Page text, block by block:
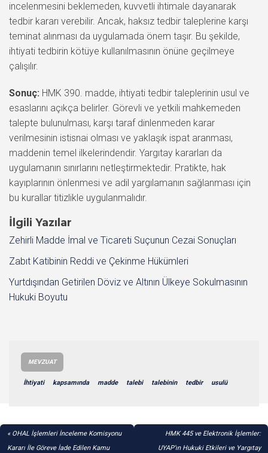
incelenmesini beklemeden, kuvvetli ihtimale dayanarak
tedbir kararı verebilir. Ancak, haksız tedbir taleplerine karşı
teminat alınması da uygulamada önem taşır. Bu şekilde,
ihtiyati tedbirin kötüye kullanılmasının önüne geçilmeye
çalışılır.
Sonuç: HMK 390. madde, ihtiyati tedbir taleplerinin usul ve
esaslarını açıkça belirler. Görevli ve yetkili mahkemeden
talepte bulunulması, karşı taraf dinlenmeden karar
verilmesinin istisnai olması ve yaklaşık ispat aranması,
maddenin temel ilkelerindendir. Yargıtay kararları da
uygulamanın sınırlarını netleştirmektedir. Pratikte, hak
kayıplarının önlenmesi ve adil yargılamanın sağlanması için
bu kurallar titizlikle uygulanmalıdır.
İlgili Yazılar
Zehirli Madde İmal ve Ticareti Suçunun Cezai Sonuçları
Zabıt Katibinin Reddi ve Çekinme Hükümleri
Yurtdışından Getirilen Döviz ve Altının Ülkeye Sokulmasının
Hukuki Boyutu
MEVZUAT
İhtiyati kapsamında madde talebi talebinin tedbir usulü
YAZI
OHAL İşlemleri İnceleme Komisyonu
Kararı İle Göreve İade Edilen Kamu
HMK 445 ve Elektronik İşlemler:
UYAP’ın Hukuki Etkileri ve Yargıtay